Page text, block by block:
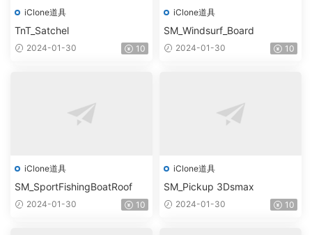
iClone道具
TnT_Satchel
2024-01-30 10
iClone道具
SM_Windsurf_Board
2024-01-30 10
iClone道具
SM_SportFishingBoatRoof
2024-01-30 10
iClone道具
SM_Pickup 3Dsmax
2024-01-30 10